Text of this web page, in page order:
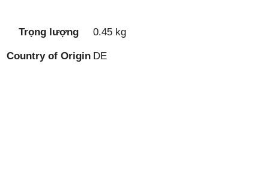
Trọng lượng 0.45 kg
Country of Origin DE